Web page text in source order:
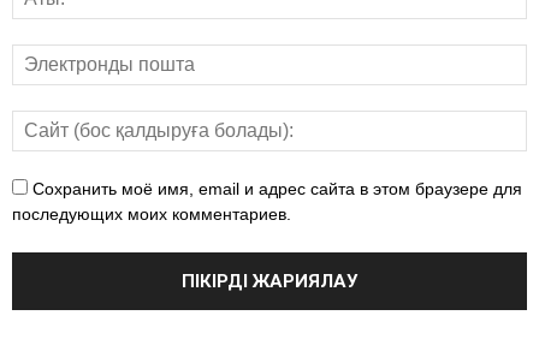
Сохранить моё имя, email и адрес сайта в этом браузере для
последующих моих комментариев.